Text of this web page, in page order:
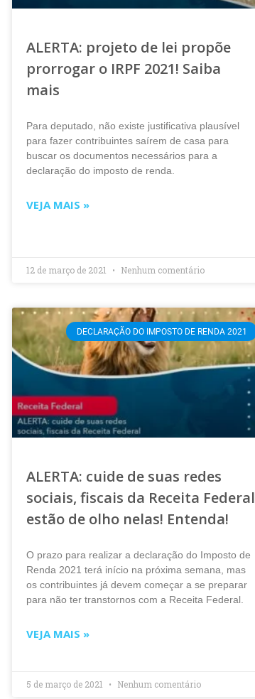
ALERTA: projeto de lei propõe
prorrogar o IRPF 2021! Saiba
mais
Para deputado, não existe justificativa plausível
para fazer contribuintes saírem de casa para
buscar os documentos necessários para a
declaração do imposto de renda.
VEJA MAIS »
12 de março de 2021 Nenhum comentário
DECLARAÇÃO DO IMPOSTO DE RENDA 2021
ALERTA: cuide de suas redes
sociais, fiscais da Receita Federal
estão de olho nelas! Entenda!
O prazo para realizar a declaração do Imposto de
Renda 2021 terá início na próxima semana, mas
os contribuintes já devem começar a se preparar
para não ter transtornos com a Receita Federal.
VEJA MAIS »
5 de março de 2021 Nenhum comentário